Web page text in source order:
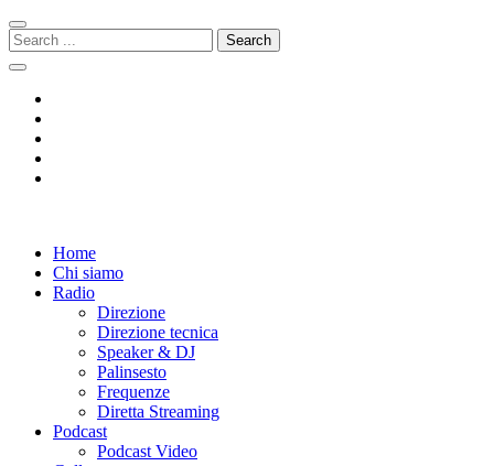
Skip
to
navigation
Skip
to
content
Search
for:
Radio 104
Like It !Home
Chi siamo
Radio
Direzione
Direzione tecnica
Speaker & DJ
Palinsesto
Frequenze
Diretta Streaming
Podcast
Podcast Video